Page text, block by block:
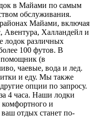
в Майами по самым
обслуживания.
Майами, включая
Халландейл и
лодок различных
100 футов. В
помощник (в
чаевые, вода и лед.
и еду. Мы также
опции по запросу.
4 часа. Наши лодки
и
отдых станет по-